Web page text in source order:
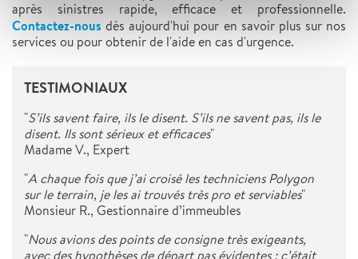
après sinistres rapide, efficace et professionnelle.
Contactez-nous dès aujourd'hui pour en savoir plus sur nos
services ou pour obtenir de l'aide en cas d'urgence.
TESTIMONIAUX
"S’ils savent faire, ils le disent. S’ils ne savent pas, ils le
disent. Ils sont sérieux et efficaces"
Madame V., Expert
"A chaque fois que j’ai croisé les techniciens Polygon
sur le terrain, je les ai trouvés très pro et serviables"
Monsieur R., Gestionnaire d’immeubles
"Nous avions des points de consigne très exigeants,
avec des hypothèses de départ pas évidentes : c’était